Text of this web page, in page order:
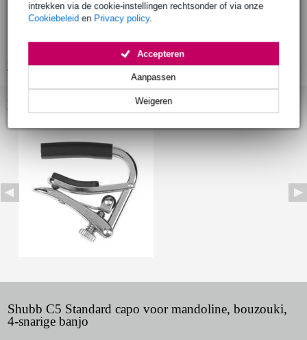
intrekken via de cookie-instellingen rechtsonder of via onze
Cookiebeleid en Privacy policy.
Weigeren
Aanpassen
Accepteren
capodaster
serie: Standard (zelfde ontwerp als de Deluxe-serie)
geschikt voor o.a. 4-snarige banjo, mandoline en bouzouki
Bekijk alle productspecificaties
Bekijk ook eens (1)
Shubb C5 Standard capo voor mandoline, bouzouki,
4-snarige banjo